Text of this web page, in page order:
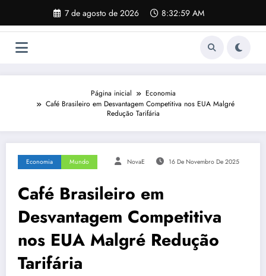
o
7 de agosto de 2026 8:33:00 AM
Página inicial
Economia
Café Brasileiro em Desvantagem Competitiva nos EUA Malgré
Redução Tarifária
Economia Mundo NovaE 16 De Novembro De 2025
Café Brasileiro em
Desvantagem Competitiva
nos EUA Malgré Redução
Tarifária